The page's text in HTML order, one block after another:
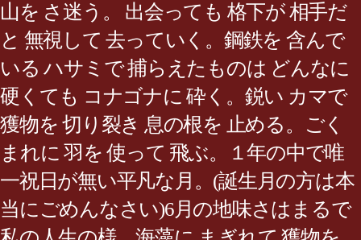
山を さ迷う。 出会っても 格下が 相手だ
と 無視して 去っていく。鋼鉄を 含んで
いる ハサミで 捕らえたものは どんなに
硬くても コナゴナに 砕く。鋭い カマで
獲物を 切り裂き 息の根を 止める。ごく
まれに 羽を 使って 飛ぶ。１年の中で唯
一祝日が無い平凡な月。(誕生月の方は本
当にごめんなさい)6月の地味さはまるで